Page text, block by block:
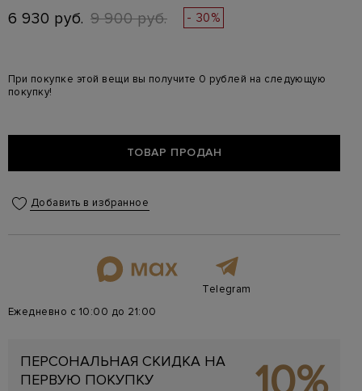
6 930 руб. 9 900 руб. - 30%
При покупке этой вещи вы получите 0 рублей на следующую
покупку!
ТОВАР ПРОДАН
Добавить в избранное
Telegram
Ежедневно с 10:00 до 21:00
ПЕРСОНАЛЬНАЯ СКИДКА НА
ПЕРВУЮ ПОКУПКУ